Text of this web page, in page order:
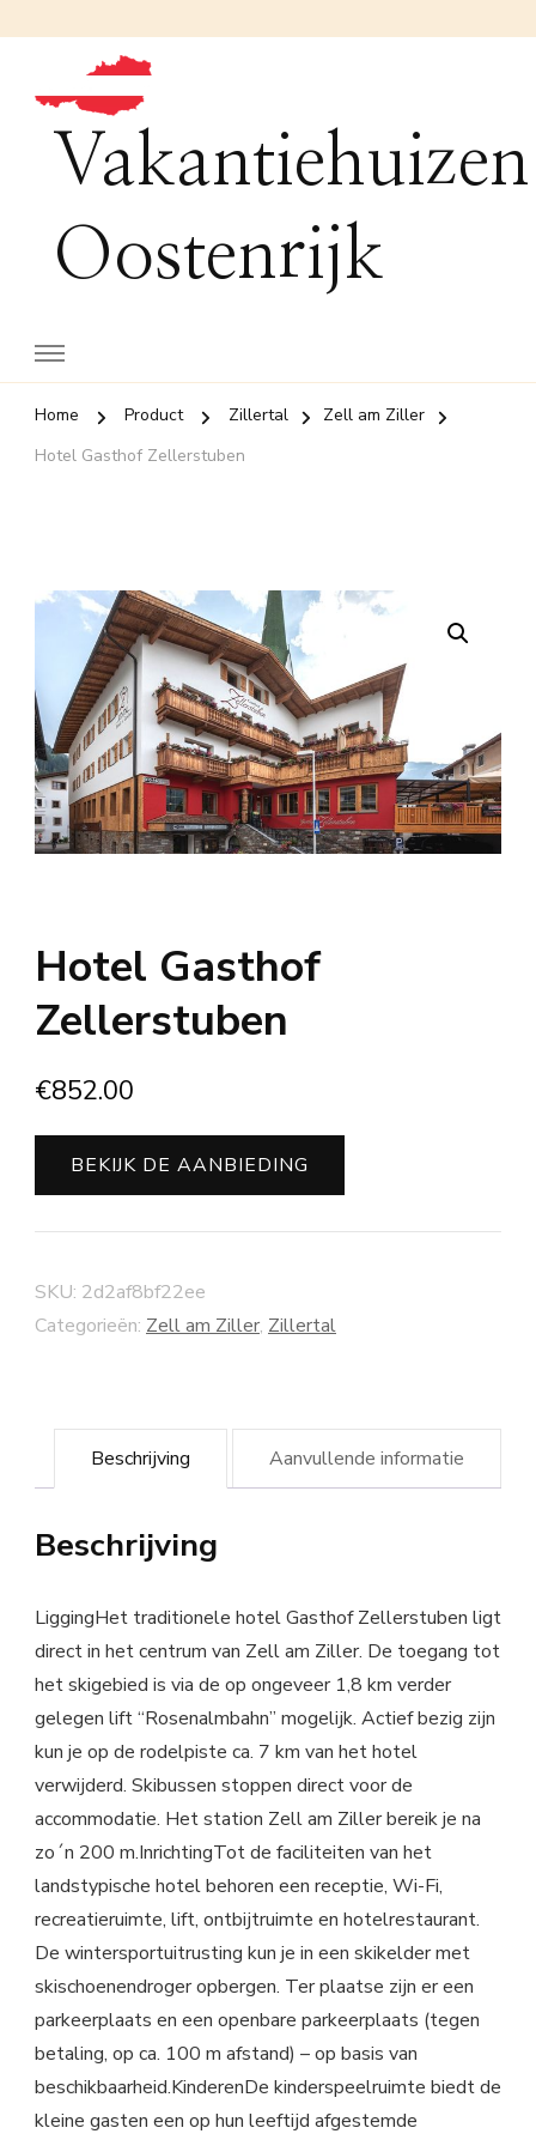
Vakantiehuizen
Oostenrijk
Home Product Zillertal
Zell am Ziller
Hotel Gasthof Zellerstuben
Hotel Gasthof
Zellerstuben
€852.00
BEKIJK DE AANBIEDING
SKU: 2d2af8bf22ee
Categorieën: Zell am Ziller, Zillertal
Beschrijving Aanvullende informatie
Beschrijving
LiggingHet traditionele hotel Gasthof Zellerstuben ligt
direct in het centrum van Zell am Ziller. De toegang tot
het skigebied is via de op ongeveer 1,8 km verder
gelegen lift “Rosenalmbahn” mogelijk. Actief bezig zijn
kun je op de rodelpiste ca. 7 km van het hotel
verwijderd. Skibussen stoppen direct voor de
accommodatie. Het station Zell am Ziller bereik je na
zo´n 200 m.InrichtingTot de faciliteiten van het
landstypische hotel behoren een receptie, Wi-Fi,
recreatieruimte, lift, ontbijtruimte en hotelrestaurant.
De wintersportuitrusting kun je in een skikelder met
skischoenendroger opbergen. Ter plaatse zijn er een
parkeerplaats en een openbare parkeerplaats (tegen
betaling, op ca. 100 m afstand) – op basis van
beschikbaarheid.KinderenDe kinderspeelruimte biedt de
kleine gasten een op hun leeftijd afgestemde